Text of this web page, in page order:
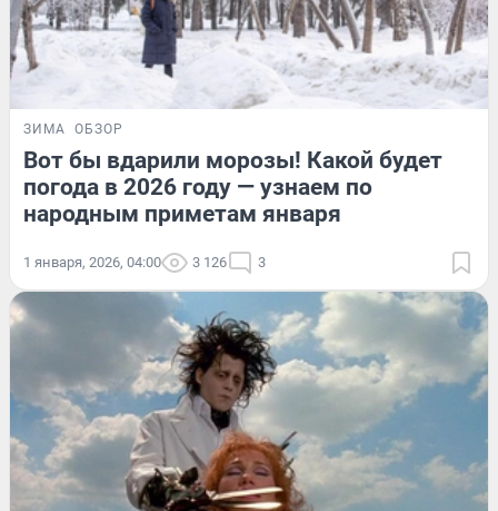
ЗИМА ОБЗОР
Вот бы вдарили морозы! Какой будет
погода в 2026 году — узнаем по
народным приметам января
1 января, 2026, 04:00 3 126 3